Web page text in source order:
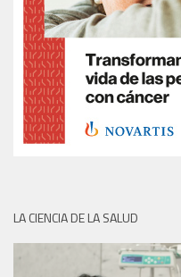
LA CIENCIA DE LA SALUD